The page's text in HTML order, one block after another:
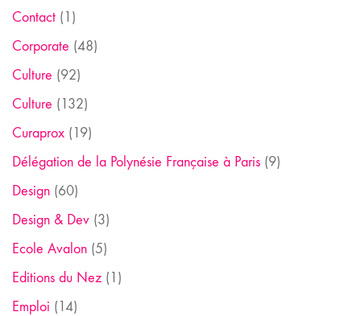
Contact (1)
Corporate (48)
Culture (92)
Culture (132)
Curaprox (19)
Délégation de la Polynésie Française à Paris (9)
Design (60)
Design & Dev (3)
Ecole Avalon (5)
Editions du Nez (1)
Emploi (14)